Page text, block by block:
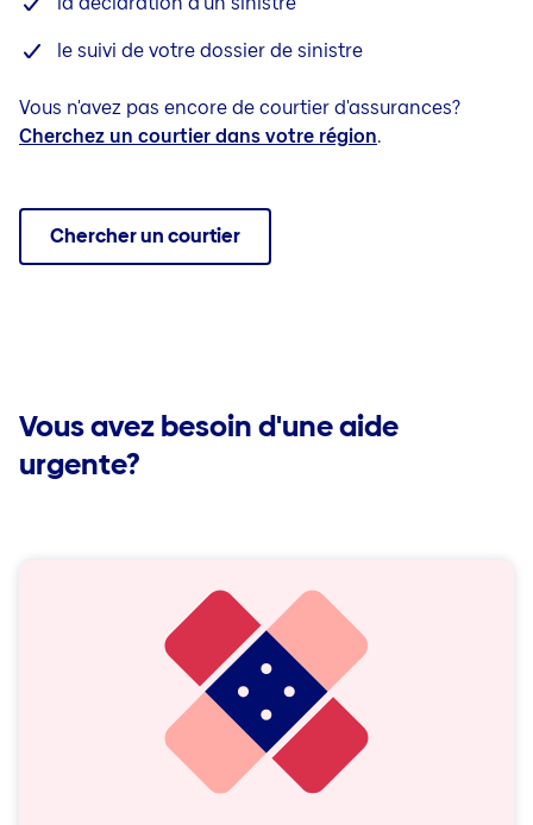
le suivi de votre dossier de sinistre
Vous n'avez pas encore de courtier d'assurances?
Cherchez un courtier dans votre région.
Chercher un courtier
Vous avez besoin d'une aide
urgente?